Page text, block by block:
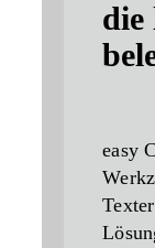
die
easy